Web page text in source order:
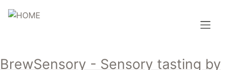
en
gaan
Hoofdnavigatie
HOME
BrewSensory - Sensory tasting by